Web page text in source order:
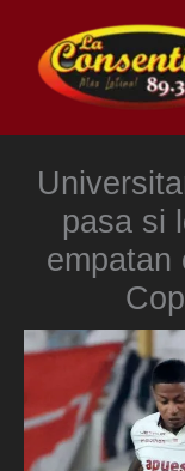
contenido
pasa si
empatan